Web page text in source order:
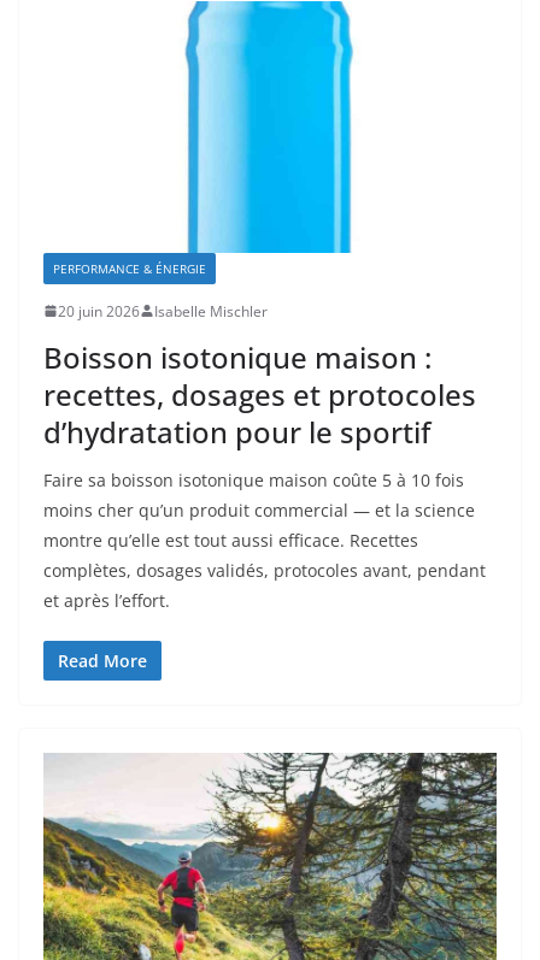
PERFORMANCE & ÉNERGIE
20 juin 2026 Isabelle Mischler
Boisson isotonique maison :
recettes, dosages et protocoles
d’hydratation pour le sportif
Faire sa boisson isotonique maison coûte 5 à 10 fois
moins cher qu’un produit commercial — et la science
montre qu’elle est tout aussi efficace. Recettes
complètes, dosages validés, protocoles avant, pendant
et après l’effort.
Read More